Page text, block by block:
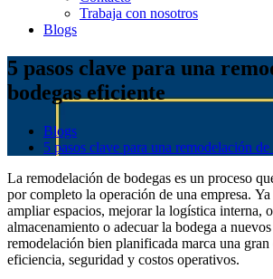
Trabaja con nosotros
Blogs
5 pasos clave para una
bodegas eficiente
Blogs
5 pasos clave para una remodelación
La remodelación de bodegas es un proceso
por completo la operación de una empresa. Ya
ampliar espacios, mejorar la logística interna,
almacenamiento o adecuar la bodega a
remodelación bien planificada marca una gran
eficiencia, seguridad y costos operativos.